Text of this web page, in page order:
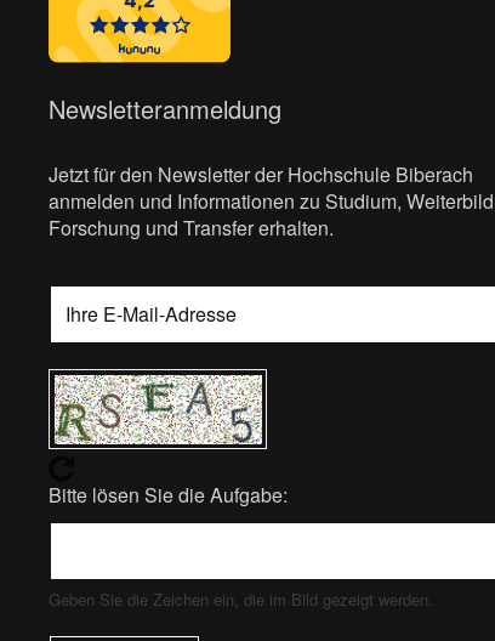
Newsletteranmeldung
Jetzt für den Newsletter der Hochschule Biberach
anmelden und Informationen zu Studium,
Forschung und Transfer erhalten.
Bitte lösen Sie die Aufgabe:
Geben Sie die Zeichen ein, die im Bild gezeigt werden.